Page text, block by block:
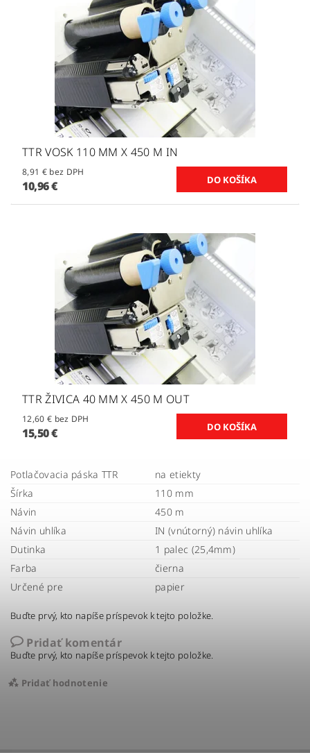
TTR VOSK 110 MM X 450 M IN
8,91 € bez DPH
10,96 €
TTR ŽIVICA 40 MM X 450 M OUT
12,60 € bez DPH
15,50 €
Potlačovacia páska TTR
na etiekty
Šírka
110 mm
Návin
450 m
Návin uhlíka
IN (vnútorný) návin uhlíka
Dutinka
1 palec (25,4mm)
Farba
čierna
Určené pre
papier
Buďte prvý, kto napíše príspevok k tejto položke.
Pridať komentár
Buďte prvý, kto napíše príspevok k tejto položke.
Pridať hodnotenie